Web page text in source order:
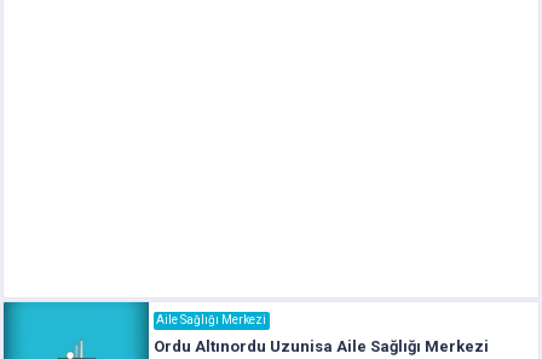
Aile Sağlığı Merkezi
Ordu Altınordu Uzunisa Aile Sağlığı Merkezi